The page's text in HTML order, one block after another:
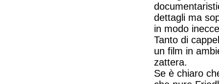
dettagli ma
in modo
Tanto di
un film in
zattera.
Se è chiaro